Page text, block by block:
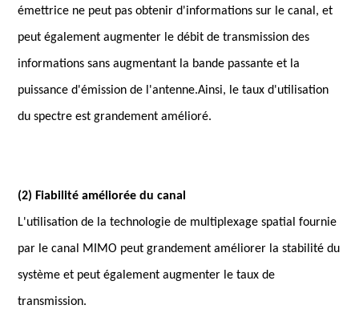
émettrice ne peut pas obtenir d'informations sur le canal, et
peut également augmenter le débit de transmission des
informations sans augmentant la bande passante et la
puissance d'émission de l'antenne.Ainsi, le taux d'utilisation
du spectre est grandement amélioré.
(2) Fiabilité améliorée du canal
L'utilisation de la technologie de multiplexage spatial fournie
par le canal MIMO peut grandement améliorer la stabilité du
système et peut également augmenter le taux de
transmission.